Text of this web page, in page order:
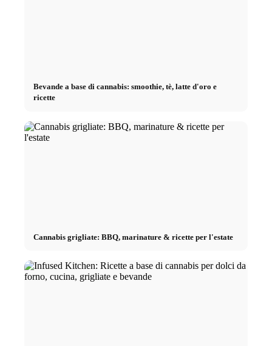
Bevande a base di cannabis: smoothie, tè, latte d'oro e
ricette
Cannabis grigliate: BBQ, marinature & ricette per l'estate